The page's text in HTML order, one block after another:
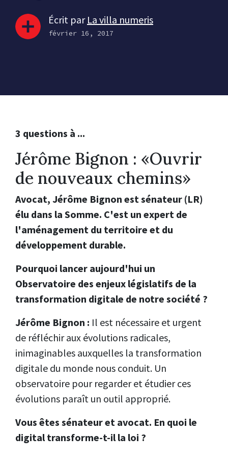
Écrit par La villa numeris
février 16, 2017
3 questions à ...
Jérôme Bignon : «Ouvrir
de nouveaux chemins»
Avocat, Jérôme Bignon est sénateur (LR)
élu dans la Somme. C'est un expert de
l'aménagement du territoire et du
développement durable.
Pourquoi lancer aujourd'hui un
Observatoire des enjeux législatifs de la
transformation digitale de notre société ?
Jérôme Bignon : Il est nécessaire et urgent
de réfléchir aux évolutions radicales,
inimaginables auxquelles la transformation
digitale du monde nous conduit. Un
observatoire pour regarder et étudier ces
évolutions paraît un outil approprié.
Vous êtes sénateur et avocat. En quoi le
digital transforme-t-il la loi ?